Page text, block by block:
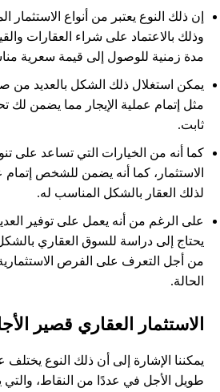
إن ذلك النوع يعتبر من أنواع الاستثمار
وذلك بالاعتماد على شراء العقارات
مدة زمنية للوصول إلى قيمة سعرية
يمكن استغلال ذلك الشكل بالعديد من
مثل إتمام عملية الإيجار مما يضمن
ثابت.
كما أنه من الخيارات التي تساعد على
الاستثمار، كما أنه يضمن للشخص إتمام
لذلك العقار بالشكل المناسب له.
على الرغم من أنه يعمل على توفير العديد
يحتاج إلى دراسة للسوق العقاري
من أجل التعرف على الفرص
الحالة.
الاستثمار العقاري قصير
يمكننا الإشارة إلى أن ذلك النوع يختلف
طويل الأجل في عددًا من النقاط،